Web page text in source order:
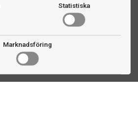
Statistiska
Marknadsföring